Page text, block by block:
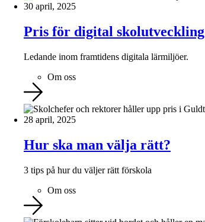
30 april, 2025
Pris för digital skolutveckling
Ledande inom framtidens digitala lärmiljöer.
Om oss
28 april, 2025
Hur ska man välja rätt?
3 tips på hur du väljer rätt förskola
Om oss